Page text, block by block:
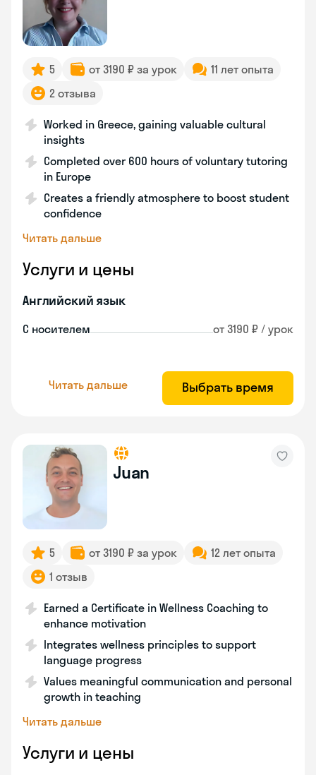
5 от 3190 ₽ за урок
11 лет опыта
2 отзыва
Worked in Greece, gaining valuable cultural
insights
Completed over 600 hours of voluntary tutoring
in Europe
Creates a friendly atmosphere to boost student
confidence
Читать дальше
Услуги и цены
Английский язык
С носителем от 3190 ₽ / урок
Читать дальше Выбрать время
Juan
5 от 3190 ₽ за урок
12 лет опыта
1 отзыв
Earned a Certificate in Wellness Coaching to
enhance motivation
Integrates wellness principles to support
language progress
Values meaningful communication and personal
growth in teaching
Читать дальше
Услуги и цены